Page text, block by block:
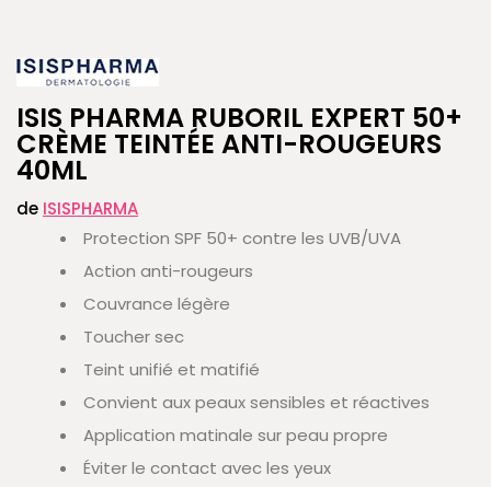
ISIS PHARMA RUBORIL EXPERT 50+
CRÈME TEINTÉE ANTI-ROUGEURS
40ML
de ISISPHARMA
Protection SPF 50+ contre les UVB/UVA
Action anti-rougeurs
Couvrance légère
Toucher sec
Teint unifié et matifié
Convient aux peaux sensibles et réactives
Application matinale sur peau propre
Éviter le contact avec les yeux